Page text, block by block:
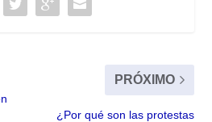
PRÓXIMO
¿Por qué son las protestas